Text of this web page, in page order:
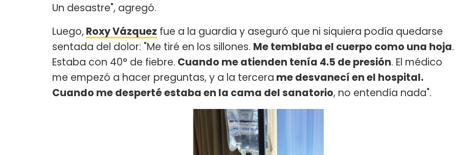
Un desastre", agregó.
Luego, Roxy Vázquez fue a la guardia y aseguró que ni siquiera podía quedarse
sentada del dolor: "Me tiré en los sillones. Me temblaba el cuerpo como una hoja.
Estaba con 40° de fiebre. Cuando me atienden tenía 4.5 de presión. El médico
me empezó a hacer preguntas, y a la tercera me desvanecí en el hospital.
Cuando me desperté estaba en la cama del sanatorio, no entendía nada".